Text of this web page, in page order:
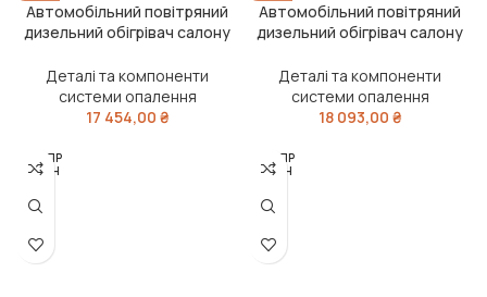
Автомобільний повітряний
дизельний обігрівач салону
Деталі та компоненти
системи опалення
17 454,00 ₴
Автомобільний повітряний
дизельний обігрівач салону
Деталі та компоненти
системи опалення
18 093,00 ₴
РОЗПР
ОДАН
РОЗПР
ОДАН